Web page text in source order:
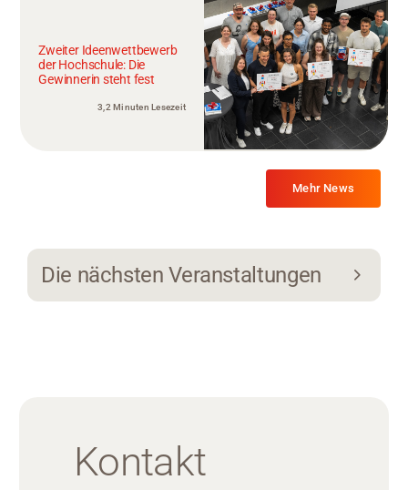
Zweiter Ideenwettbewerb
der Hochschule: Die
Gewinnerin steht fest
3,2 Minuten Lesezeit
Mehr News
Die nächsten Veranstaltungen
Kontakt